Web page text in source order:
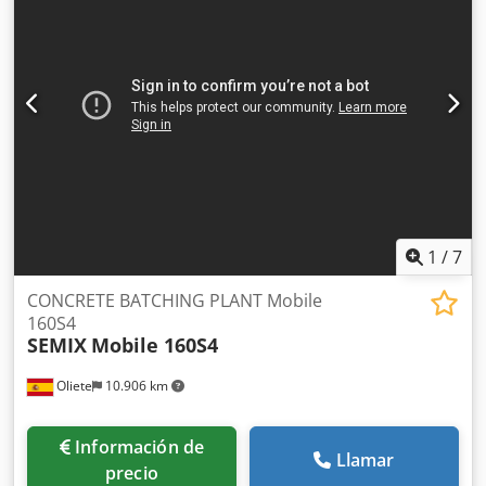
kW Peso neto: 3.100 kg Peso bruto: 3.700 kg
1 /7
Oliete 10.906 km
CONCRETE BATCHING PLANT Mobile
160S4
SEMIX Mobile 160S4
Información de
precio
Llamar